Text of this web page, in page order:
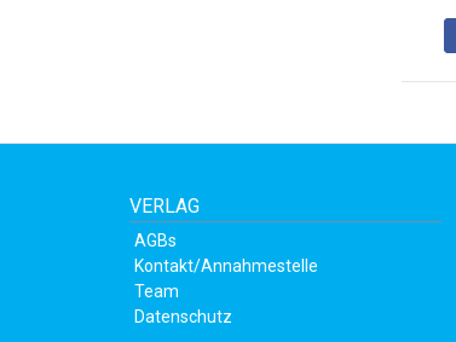
VERLAG
AGBs
Kontakt/Annahmestelle
Team
Datenschutz